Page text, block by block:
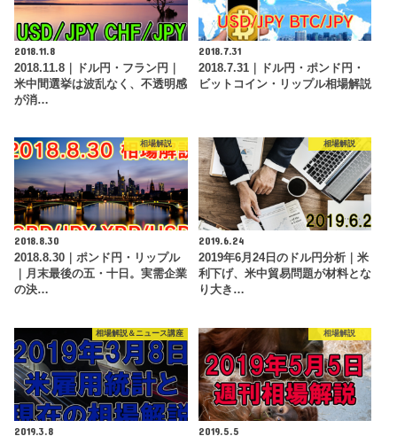
2018.11.8
2018.11.8｜ドル円・フラン円｜
米中間選挙は波乱なく、不透明感
が消…
2018.7.31
2018.7.31｜ドル円・ポンド円・
ビットコイン・リップル相場解説
相場解説
2018.8.30
2018.8.30｜ポンド円・リップル
｜月末最後の五・十日。実需企業
の決…
相場解説
2019.6.24
2019年6月24日のドル円分析｜米
利下げ、米中貿易問題が材料とな
り大き…
相場解説＆ニュース講座
2019.3.8
相場解説
2019.5.5